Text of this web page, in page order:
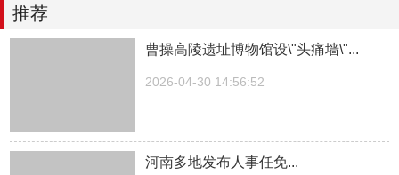
推荐
曹操高陵遗址博物馆设\"头痛墙\"...
2026-04-30 14:56:52
河南多地发布人事任免...